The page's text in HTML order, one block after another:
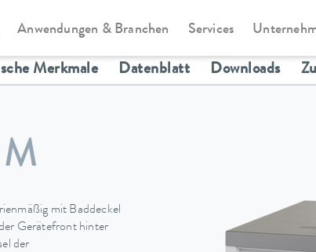
Anwendungen & Branchen Services
mit Baddeckel
Gerätefront hinter
der
Merkmale Datenblatt Downloads